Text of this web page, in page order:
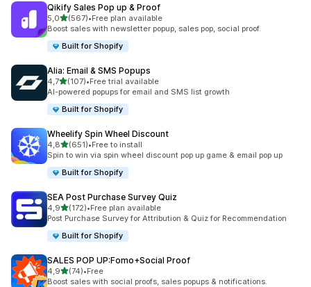
Qikify Sales Pop up & Proof
5,0na 5 gwiazdek
(567)
Łączna liczba recenzji: 567
•Free plan available
Boost sales with newsletter popup, sales pop, social proof.
Built for Shopify
Alia: Email & SMS Popups
4,7na 5 gwiazdek
(107)
Łączna liczba recenzji: 107
•Free trial available
AI-powered popups for email and SMS list growth
Built for Shopify
Wheelify Spin Wheel Discount
4,8na 5 gwiazdek
(651)
Łączna liczba recenzji: 651
•Free to install
Spin to win via spin wheel discount pop up game & email pop up
Built for Shopify
SEA Post Purchase Survey Quiz
4,9na 5 gwiazdek
(172)
Łączna liczba recenzji: 172
•Free plan available
Post Purchase Survey for Attribution & Quiz for Recommendation
Built for Shopify
SALES POP UP:Fomo+Social Proof
4,9na 5 gwiazdek
(74)
Łączna liczba recenzji: 74
•Free
Boost sales with social proofs, sales popups & notifications.